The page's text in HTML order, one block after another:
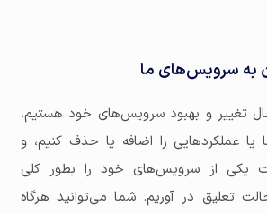
به سرویس‌های ما
تغییر و بهبود سرویس‌های خود هستیم.
عملکردهایی را اضافه یا حذف کنیم، و
یکی از سرویس‌های خود را بطور کلی
تعلیق در آوریم. شما می‌توانید هرگاه